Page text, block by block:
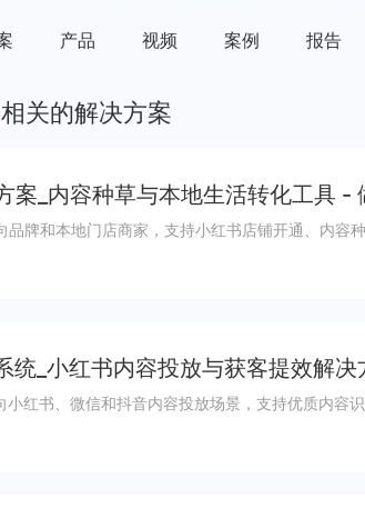
产品 视频 案例 报告
相关的解决方案
案_内容种草与本地生活转化工具 -
品牌和本地门店商家，支持小红书店铺开通、内容
统_小红书内容投放与获客提效解
小红书、微信和抖音内容投放场景，支持优质内容